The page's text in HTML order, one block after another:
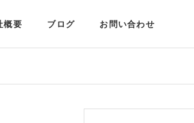
概要 ブログ お問い合わせ